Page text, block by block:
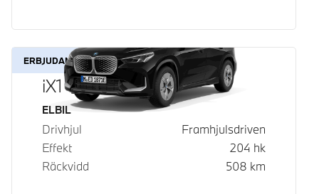
ERBJUDANDE
iX1 eDrive20
Bränsle
ELBIL
Drivhjul
Framhjulsdriven
Effekt
204 hk
Räckvidd
508 km